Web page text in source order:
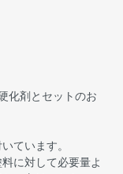
化剤とセットのお
ています。
に対して必要量よ